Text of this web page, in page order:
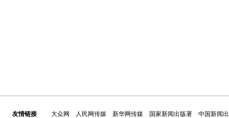
友情链接 大众网 人民网传媒 新华网传媒 国家新闻出版署
中国新闻